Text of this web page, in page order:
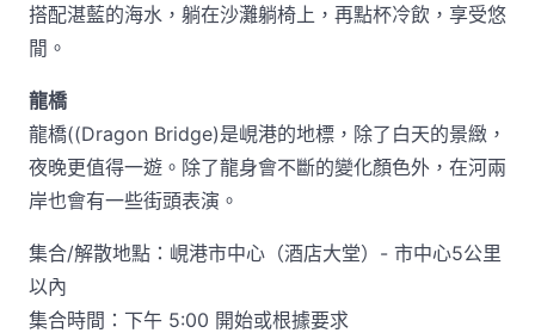
搭配湛藍的海水，躺在沙灘躺椅上，再點杯冷飲，享受悠
閒。
龍橋
龍橋((Dragon Bridge)是峴港的地標，除了白天的景緻，
夜晚更值得一遊。除了龍身會不斷的變化顏色外，在河兩
岸也會有一些街頭表演。
集合/解散地點：峴港市中心（酒店大堂）- 市中心5公里
以內
集合時間：下午 5:00 開始或根據要求